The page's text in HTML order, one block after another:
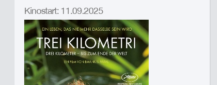
Kinostart: 11.09.2025